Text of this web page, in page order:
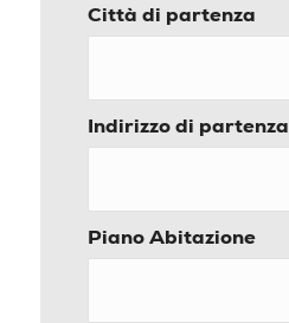
Città di partenza
Indirizzo di partenza
Piano Abitazione